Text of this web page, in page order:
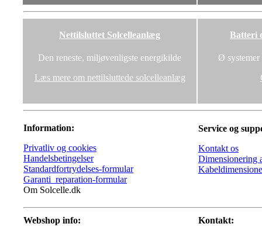
Nettilsluttet Solcelleanlæg
Den reneste, miljøvenligste energikilde
Læs mere om nettilsluttede solcelleanlæg
Batteri
Ø
Information:
Privatliv og cookies
Handelsbetingelser
Standardfortrydelses-formular
Garanti_reparation-formular
Om Solcelle.dk
Service og
Kontakt os
Dimensionering
Webshop info:
Kontakt: